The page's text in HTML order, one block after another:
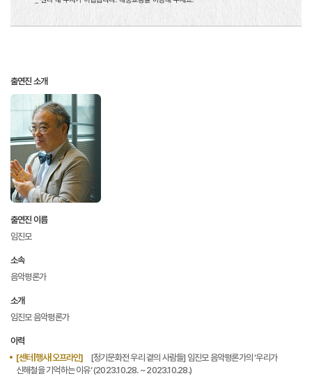
출연진 소개
출연진 이름
임진모
소속
음악평론가
소개
임진모 음악평론가
이력
[센터|행사|오프라인]
[정기문화전 우리 곁의 사람들] 임진모 음악평론가의 ‘우리가
신해철을 기억하는 이유‘ (2023.10.28. ~ 2023.10.28.)